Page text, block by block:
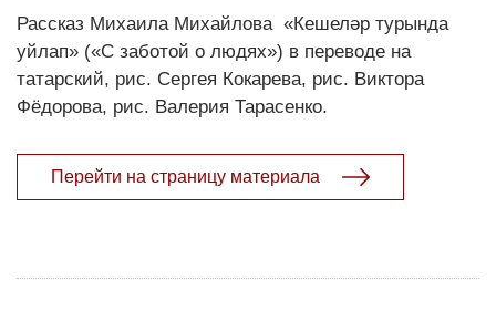
Рассказ Михаила Михайлова «Кешеләр турында
уйлап» («С заботой о людях») в переводе на
татарский, рис. Сергея Кокарева, рис. Виктора
Фёдорова, рис. Валерия Тарасенко.
Перейти на страницу материала